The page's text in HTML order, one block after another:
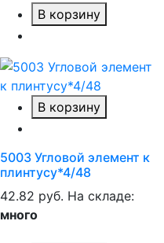
В корзину
В корзину
5003 Угловой элемент к
плинтусу*4/48
42.82 руб. На складе:
много